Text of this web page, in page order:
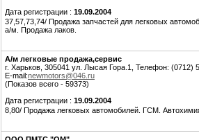
Дата регистрации : 19.09.2004
37,57,73,74/ Продажа запчастей для легковых
а/м. Продажа лаков.
А/м легковые продажа,сервис
г. Харьков, 305041 ул. Лысая Гора.1, Телефон: (0712)
E-mail:newmotors@046.ru
(Показов всего - 59373)
Дата регистрации : 19.09.2004
8,80/ Продажа легковых автомобилей. ГСМ.